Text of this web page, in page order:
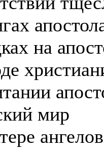
на
мир
ангелов